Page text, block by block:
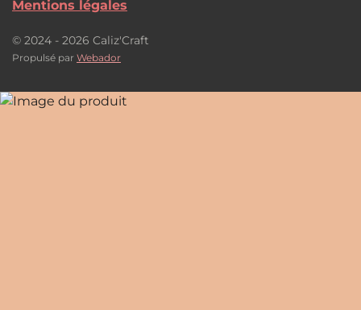
Mentions légales
© 2024 - 2026 Caliz'Craft
Propulsé par Webador